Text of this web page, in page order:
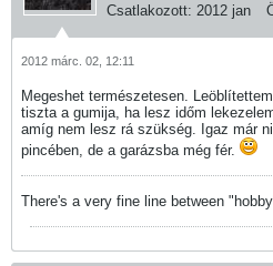
Csatlakozott: 2012 jan
2012 márc. 02, 12:11
Megeshet természetesen.
tiszta a gumija, ha lesz időm
amíg nem lesz rá szükség. Igaz már
pincében, de a garázsba még fér.
There's a very fine line between